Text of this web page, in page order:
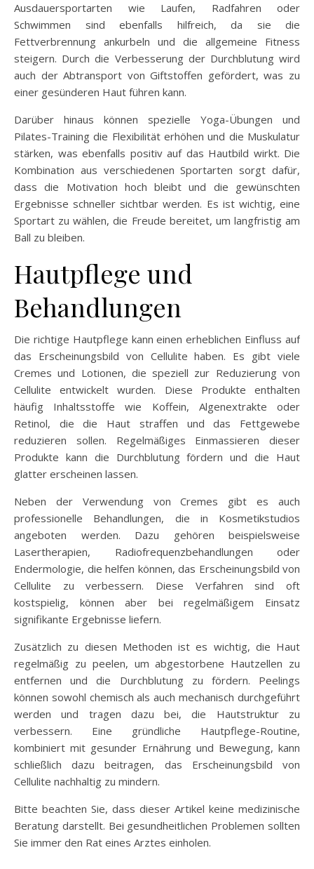
Ausdauersportarten wie Laufen, Radfahren oder
Schwimmen sind ebenfalls hilfreich, da sie die
Fettverbrennung ankurbeln und die allgemeine Fitness
steigern. Durch die Verbesserung der Durchblutung wird
auch der Abtransport von Giftstoffen gefördert, was zu
einer gesünderen Haut führen kann.
Darüber hinaus können spezielle Yoga-Übungen und
Pilates-Training die Flexibilität erhöhen und die Muskulatur
stärken, was ebenfalls positiv auf das Hautbild wirkt. Die
Kombination aus verschiedenen Sportarten sorgt dafür,
dass die Motivation hoch bleibt und die gewünschten
Ergebnisse schneller sichtbar werden. Es ist wichtig, eine
Sportart zu wählen, die Freude bereitet, um langfristig am
Ball zu bleiben.
Hautpflege und
Behandlungen
Die richtige Hautpflege kann einen erheblichen Einfluss auf
das Erscheinungsbild von Cellulite haben. Es gibt viele
Cremes und Lotionen, die speziell zur Reduzierung von
Cellulite entwickelt wurden. Diese Produkte enthalten
häufig Inhaltsstoffe wie Koffein, Algenextrakte oder
Retinol, die die Haut straffen und das Fettgewebe
reduzieren sollen. Regelmäßiges Einmassieren dieser
Produkte kann die Durchblutung fördern und die Haut
glatter erscheinen lassen.
Neben der Verwendung von Cremes gibt es auch
professionelle Behandlungen, die in Kosmetikstudios
angeboten werden. Dazu gehören beispielsweise
Lasertherapien, Radiofrequenzbehandlungen oder
Endermologie, die helfen können, das Erscheinungsbild von
Cellulite zu verbessern. Diese Verfahren sind oft
kostspielig, können aber bei regelmäßigem Einsatz
signifikante Ergebnisse liefern.
Zusätzlich zu diesen Methoden ist es wichtig, die Haut
regelmäßig zu peelen, um abgestorbene Hautzellen zu
entfernen und die Durchblutung zu fördern. Peelings
können sowohl chemisch als auch mechanisch durchgeführt
werden und tragen dazu bei, die Hautstruktur zu
verbessern. Eine gründliche Hautpflege-Routine,
kombiniert mit gesunder Ernährung und Bewegung, kann
schließlich dazu beitragen, das Erscheinungsbild von
Cellulite nachhaltig zu mindern.
Bitte beachten Sie, dass dieser Artikel keine medizinische
Beratung darstellt. Bei gesundheitlichen Problemen sollten
Sie immer den Rat eines Arztes einholen.